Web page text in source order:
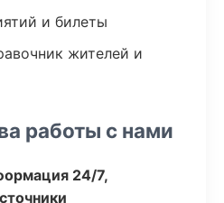
и билеты
жителей и
работы с нами
24/7,